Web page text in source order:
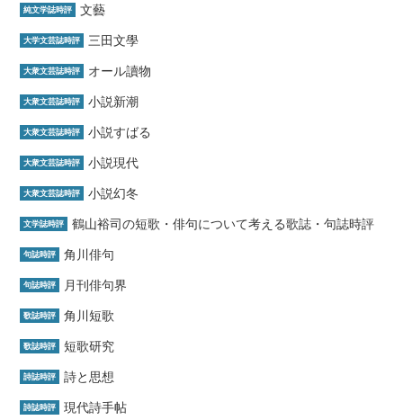
純文学誌時評 文藝
大学文芸誌時評 三田文學
大衆文芸誌時評 オール讀物
大衆文芸誌時評 小説新潮
大衆文芸誌時評 小説すばる
大衆文芸誌時評 小説現代
大衆文芸誌時評 小説幻冬
文学誌時評 鶴山裕司の短歌・俳句について考える歌誌・句誌時評
句誌時評 角川俳句
句誌時評 月刊俳句界
歌誌時評 角川短歌
歌誌時評 短歌研究
詩誌時評 詩と思想
詩誌時評 現代詩手帖